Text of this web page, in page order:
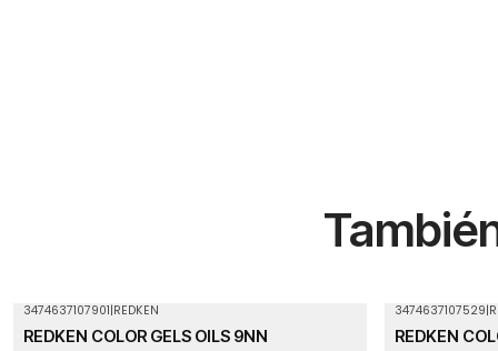
3474637107901|REDKEN
REDKEN COLOR GELS OILS 9NN
3474637107529|
REDKEN